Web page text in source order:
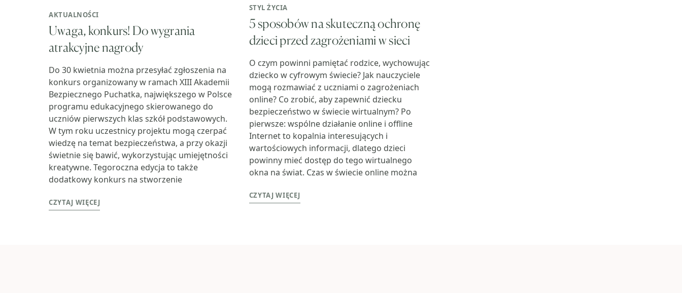
AKTUALNOŚCI
Uwaga, konkurs! Do wygrania
atrakcyjne nagrody
Do 30 kwietnia można przesyłać zgłoszenia na
konkurs organizowany w ramach XIII Akademii
Bezpiecznego Puchatka, największego w Polsce
programu edukacyjnego skierowanego do
uczniów pierwszych klas szkół podstawowych.
W tym roku uczestnicy projektu mogą czerpać
wiedzę na temat bezpieczeństwa, a przy okazji
świetnie się bawić, wykorzystując umiejętności
kreatywne. Tegoroczna edycja to także
dodatkowy konkurs na stworzenie
CZYTAJ WIĘCEJ
STYL ŻYCIA
5 sposobów na skuteczną ochronę
dzieci przed zagrożeniami w sieci
O czym powinni pamiętać rodzice, wychowując
dziecko w cyfrowym świecie? Jak nauczyciele
mogą rozmawiać z uczniami o zagrożeniach
online? Co zrobić, aby zapewnić dziecku
bezpieczeństwo w świecie wirtualnym? Po
pierwsze: wspólne działanie online i offline
Internet to kopalnia interesujących i
wartościowych informacji, dlatego dzieci
powinny mieć dostęp do tego wirtualnego
okna na świat. Czas w świecie online można
CZYTAJ WIĘCEJ